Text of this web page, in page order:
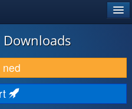
Downloads
ned